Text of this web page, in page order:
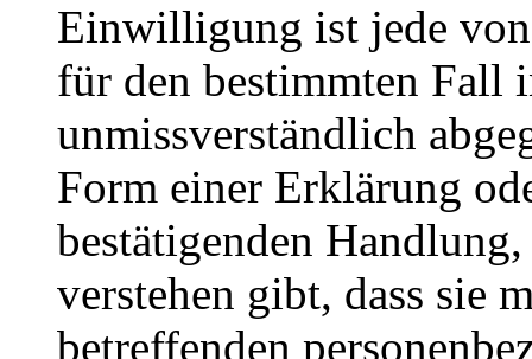
Einwilligung ist jede
für den bestimmten Fall
unmissverständlich
Form einer Erklärung
bestätigenden
verstehen gibt, dass sie
betreffenden